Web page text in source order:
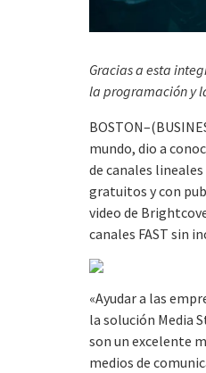
Gracias a esta
la programación y
mundo, dio a
de canales
gratuitos y con
video de
canales FAST sin
«Ayudar a las
la solución Media
son un excelente
medios de